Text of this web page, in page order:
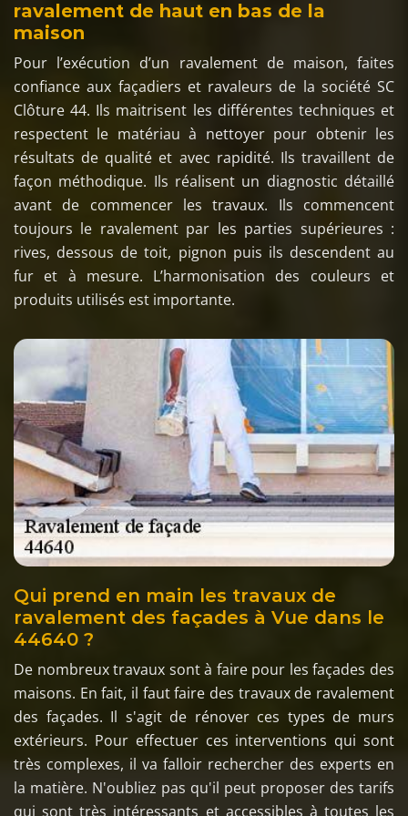
ravalement de haut en bas de la
maison
Pour l’exécution d’un ravalement de maison, faites
confiance aux façadiers et ravaleurs de la société SC
Clôture 44. Ils maitrisent les différentes techniques et
respectent le matériau à nettoyer pour obtenir les
résultats de qualité et avec rapidité. Ils travaillent de
façon méthodique. Ils réalisent un diagnostic détaillé
avant de commencer les travaux. Ils commencent
toujours le ravalement par les parties supérieures :
rives, dessous de toit, pignon puis ils descendent au
fur et à mesure. L’harmonisation des couleurs et
produits utilisés est importante.
Qui prend en main les travaux de
ravalement des façades à Vue dans le
44640 ?
De nombreux travaux sont à faire pour les façades des
maisons. En fait, il faut faire des travaux de ravalement
des façades. Il s'agit de rénover ces types de murs
extérieurs. Pour effectuer ces interventions qui sont
très complexes, il va falloir rechercher des experts en
la matière. N'oubliez pas qu'il peut proposer des tarifs
qui sont très intéressants et accessibles à toutes les